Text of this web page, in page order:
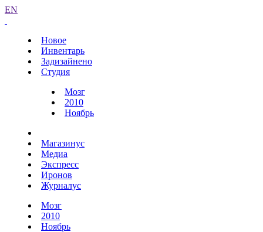
EN
Новое
Инвентарь
Задизайнено
Студия
Мозг
2010
Ноябрь
Магазинус
Медиа
Экспресс
Иронов
Журналус
Мозг
2010
Ноябрь